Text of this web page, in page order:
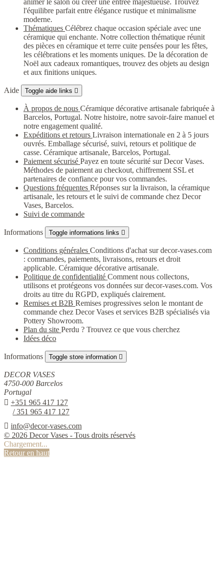
animer le salon ou créer une entrée majestueuse. Trouvez
l'équilibre parfait entre élégance rustique et minimalisme
moderne.
Thématiques Célébrez chaque occasion spéciale avec une
céramique qui enchante. Notre collection thématique réunit
des pièces en céramique et terre cuite pensées pour les fêtes,
les célébrations et les moments uniques. De la décoration de
Noël aux cadeaux romantiques, trouvez des objets au design
et aux finitions uniques.
Aide Toggle aide links 
À propos de nous Céramique décorative artisanale fabriquée à
Barcelos, Portugal. Notre histoire, notre savoir-faire manuel et
notre engagement qualité.
Expéditions et retours Livraison internationale en 2 à 5 jours
ouvrés. Emballage sécurisé, suivi, retours et politique de
casse. Céramique artisanale, Barcelos, Portugal.
Paiement sécurisé Payez en toute sécurité sur Decor Vases.
Méthodes de paiement au checkout, chiffrement SSL et
partenaires de confiance pour vos commandes.
Questions fréquentes Réponses sur la livraison, la céramique
artisanale, les retours et le suivi de commande chez Decor
Vases, Barcelos.
Suivi de commande
Informations Toggle informations links 
Conditions générales Conditions d'achat sur decor-vases.com
: commandes, paiements, livraisons, retours et droit
applicable. Céramique décorative artisanale.
Politique de confidentialité Comment nous collectons,
utilisons et protégeons vos données sur decor-vases.com. Vos
droits au titre du RGPD, expliqués clairement.
Remises et B2B Remises progressives selon le montant de
commande chez Decor Vases et services B2B spécialisés via
Pottery Showroom.
Plan du site Perdu ? Trouvez ce que vous cherchez
Idées déco
Informations Toggle store information 
DECOR VASES
4750-000 Barcelos
Portugal
 +351 965 417 127
/ 351 965 417 127
 info@decor-vases.com
© 2026 Decor Vases - Tous droits réservés
Chargement...
Retour en haut